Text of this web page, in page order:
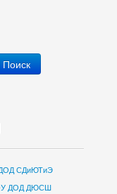
СДиЮТиЭ
ДОД ДЮСШ